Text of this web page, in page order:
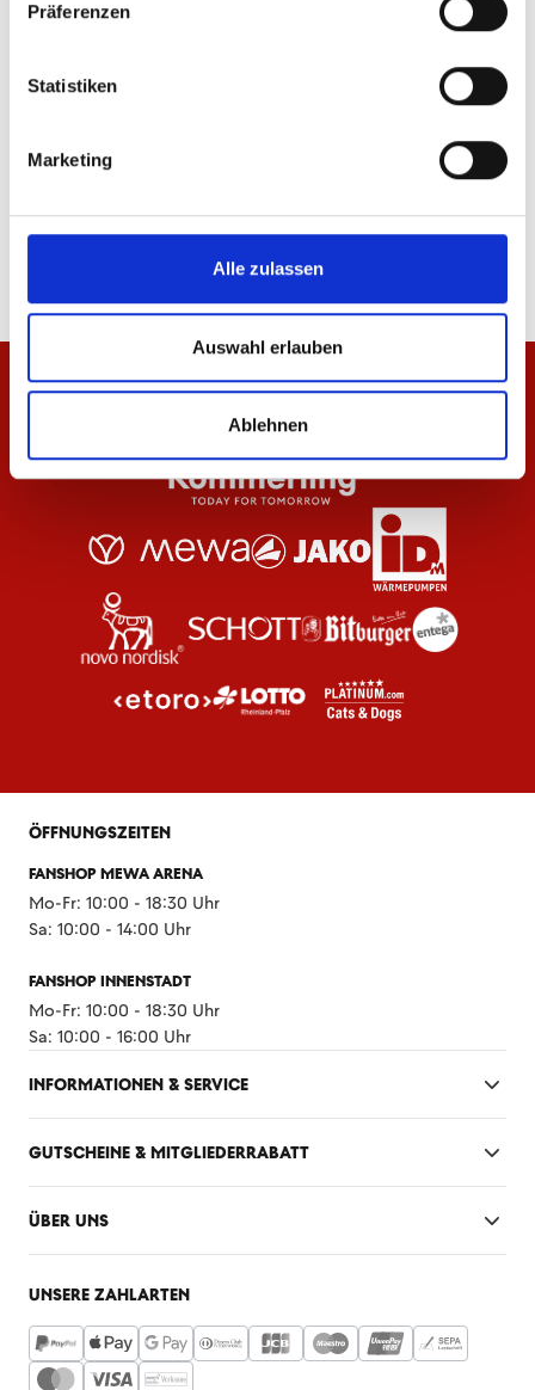
Präferenzen
Statistiken
Marketing
Alle zulassen
Auswahl erlauben
Ablehnen
84,95 € 5,00 €12,95 €
ÖFFNUNGSZEITEN
FANSHOP MEWA ARENA
Mo-Fr: 10:00 - 18:30 Uhr
Sa: 10:00 - 14:00 Uhr
FANSHOP INNENSTADT
Mo-Fr: 10:00 - 18:30 Uhr
Sa: 10:00 - 16:00 Uhr
INFORMATIONEN & SERVICE
GUTSCHEINE & MITGLIEDERRABATT
ÜBER UNS
UNSERE ZAHLARTEN